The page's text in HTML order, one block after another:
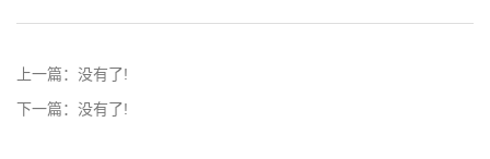
上一篇： 没有了!
下一篇： 没有了!